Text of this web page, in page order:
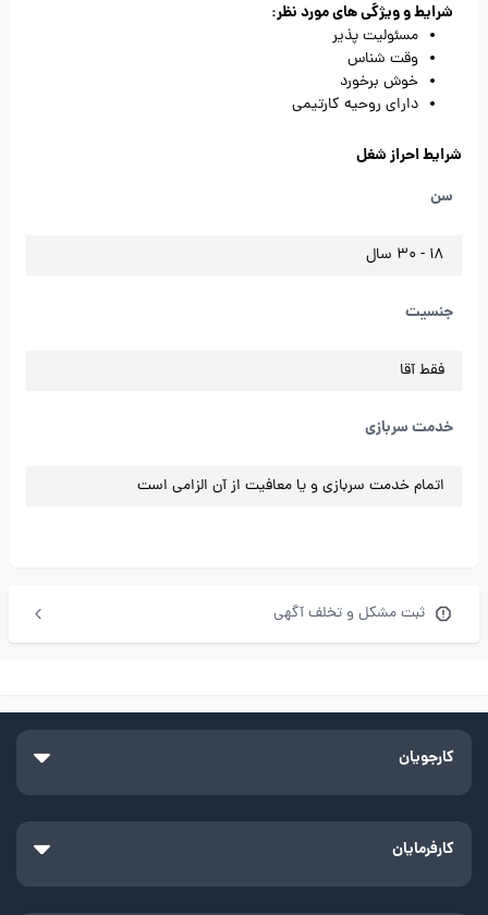
شرایط و ویژگی های مورد نظر:
مسئولیت پذیر
وقت شناس
خوش برخورد
دارای روحیه کارتیمی
شرایط احراز شغل
سن
18 - 30 سال
جنسیت
فقط آقا
خدمت سربازی
اتمام خدمت سربازی و یا معافیت از آن الزامی است
ثبت مشکل و تخلف آگهی
کارجویان
کارفرمایان